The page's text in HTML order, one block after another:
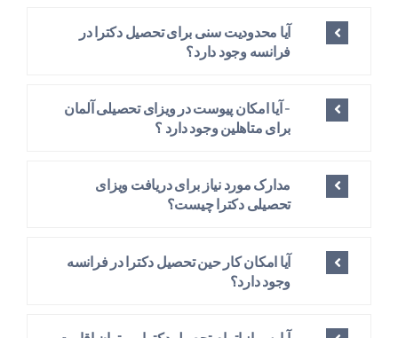
آیا محدودیت سنی برای تحصیل دکترا در
فرانسه وجود دارد؟
- آیا امکان پیوست در ویزای تحصیلی آلمان
برای متاهلین وجود دارد ؟
مدارک مورد نیاز برای دریافت ویزای
تحصیلی دکترا چیست؟
آیا امکان کار حین تحصیل دکترا در فرانسه
وجود دارد؟